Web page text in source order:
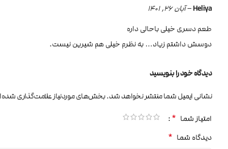
Heliya
–آبان 26, 1401
طعم دسری خیلی باحالی داره
دوسش داشتم زیاد… به نظرم خیلی هم شیرین نیست.
دیدگاه خود را بنویسید
نشانی ایمیل شما منتشر نخواهد شد.بخش‌های موردنیاز علامت‌گذاری
امتیاز شما *
دیدگاه شما *